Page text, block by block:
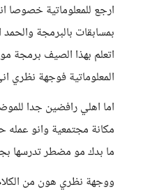
ارجع للمعلوماتية خصوصا
بمسابقات بالبرمجة
اتعلم بهذا الصيف برمجة
المعلوماتية فوجهة نظري
اما اهلي رافضين جدا
مكانة مجتمعية وانو عمله
ما بدك مو مضطر تدرسها
ووجهة نظري هون من الكلام